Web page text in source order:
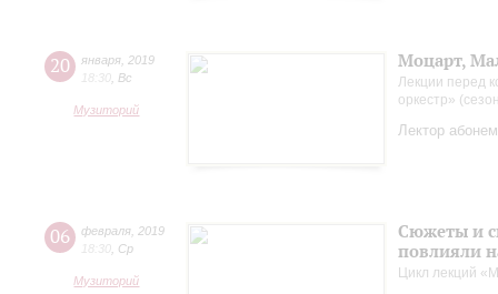
20 января 2019
18:30 Вс
Музиторий
Моцарт,
Лекции перед
оркестр»
Лектор
06 февраля 2019
18:30 Ср
Музиторий
Сюжеты и
повлияли
Цикл лекций